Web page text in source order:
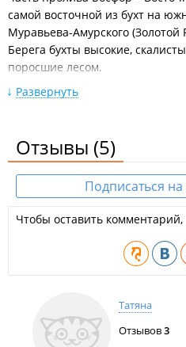
самой восточной из бухт на
Муравьева-Амурского (Золотой
Берега бухты высокие,
поросшие лесом.
Вершина бухты с песчаными и
надводными, подводными и
Растительность представлена
деревьев, кустарниками и
Бабкина в честь брига
гидрографических
заказать, летняя терасса, чуть
есть набережная в новом
Развернуть
Отзывы (5)
Подписаться
Чтобы оставить комментарий,
Татяна
Отзывов3